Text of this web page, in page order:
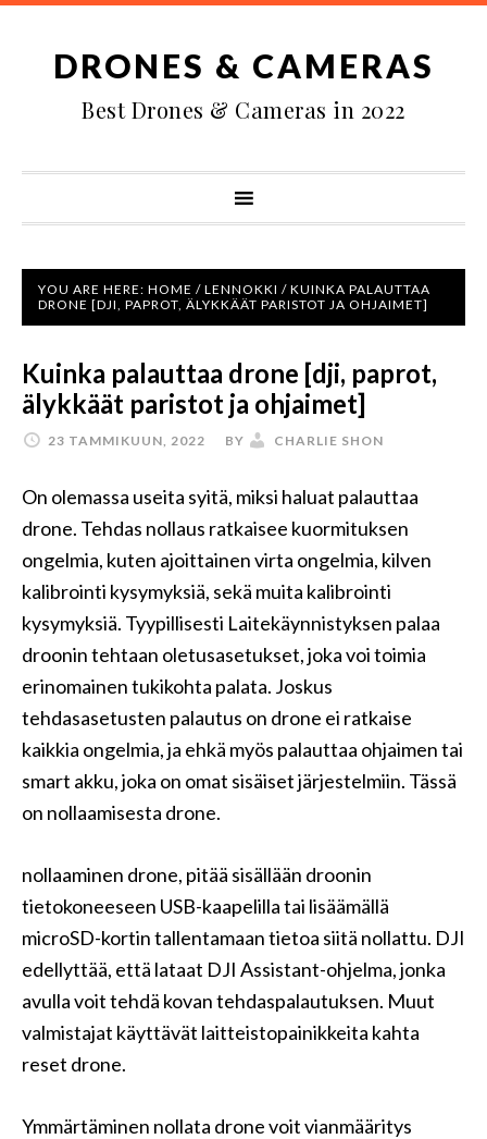
DRONES & CAMERAS
Best Drones & Cameras in 2022
YOU ARE HERE: HOME / LENNOKKI / KUINKA PALAUTTAA
DRONE [DJI, PAPROT, ÄLYKKÄÄT PARISTOT JA OHJAIMET]
Kuinka palauttaa drone [dji, paprot,
älykkäät paristot ja ohjaimet]
23 TAMMIKUUN, 2022 BY CHARLIE SHON
On olemassa useita syitä, miksi haluat palauttaa
drone. Tehdas nollaus ratkaisee kuormituksen
ongelmia, kuten ajoittainen virta ongelmia, kilven
kalibrointi kysymyksiä, sekä muita kalibrointi
kysymyksiä. Tyypillisesti Laitekäynnistyksen palaa
droonin tehtaan oletusasetukset, joka voi toimia
erinomainen tukikohta palata. Joskus
tehdasasetusten palautus on drone ei ratkaise
kaikkia ongelmia, ja ehkä myös palauttaa ohjaimen tai
smart akku, joka on omat sisäiset järjestelmiin. Tässä
on nollaamisesta drone.
nollaaminen drone, pitää sisällään droonin
tietokoneeseen USB-kaapelilla tai lisäämällä
microSD-kortin tallentamaan tietoa siitä nollattu. DJI
edellyttää, että lataat DJI Assistant-ohjelma, jonka
avulla voit tehdä kovan tehdaspalautuksen. Muut
valmistajat käyttävät laitteistopainikkeita kahta
reset drone.
Ymmärtäminen nollata drone voit vianmääritys